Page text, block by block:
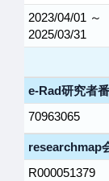
2023/04/01 ～
2025/03/31
e-Rad研究者
70963065
researchmap
R000051379